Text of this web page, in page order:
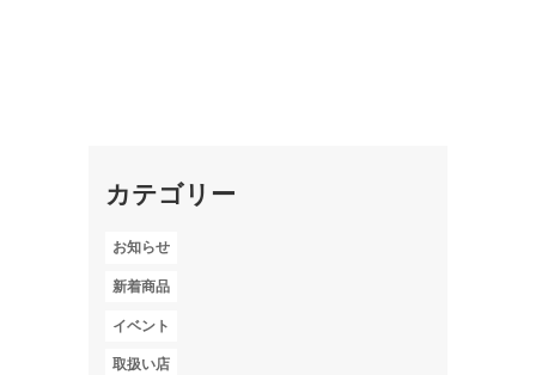
カテゴリー
お知らせ
新着商品
イベント
取扱い店